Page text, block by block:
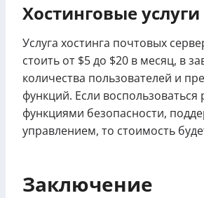
Хостинговые услуги
Услуга хостинга почтовых
стоить от $5 до $20 в месяц, в
количества пользователей и
функций. Если
функциями безопасности,
управлением, то стоимость
Заключение